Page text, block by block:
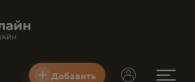
Добавить